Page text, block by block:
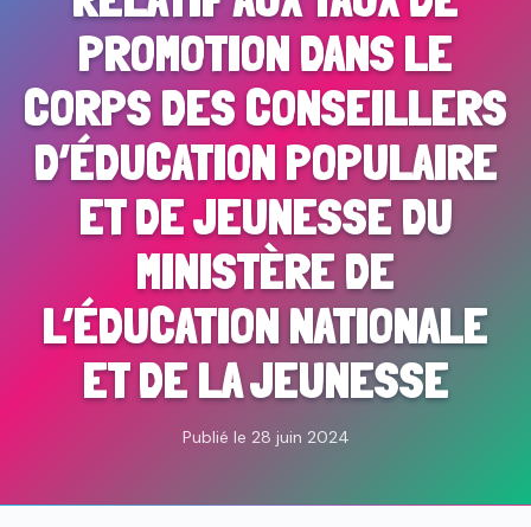
PROMOTION DANS LE
CORPS DES CONSEILLERS
D’ÉDUCATION POPULAIRE
ET DE JEUNESSE DU
MINISTÈRE DE
L’ÉDUCATION NATIONALE
ET DE LA JEUNESSE
Publié le 28 juin 2024